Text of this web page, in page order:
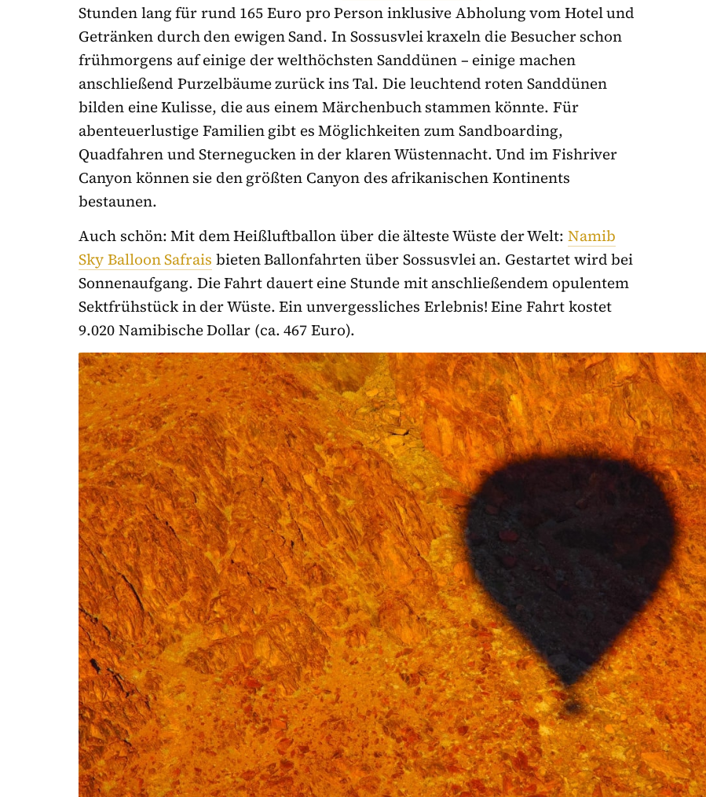
Stunden lang für rund 165 Euro pro Person inklusive Abholung vom Hotel und
Getränken durch den ewigen Sand. In Sossusvlei kraxeln die Besucher schon
frühmorgens auf einige der welthöchsten Sanddünen – einige machen
anschließend Purzelbäume zurück ins Tal. Die leuchtend roten Sanddünen
bilden eine Kulisse, die aus einem Märchenbuch stammen könnte. Für
abenteuerlustige Familien gibt es Möglichkeiten zum Sandboarding,
Quadfahren und Sternegucken in der klaren Wüstennacht. Und im Fishriver
Canyon können sie den größten Canyon des afrikanischen Kontinents
bestaunen.
Auch schön: Mit dem Heißluftballon über die älteste Wüste der Welt: Namib
Sky Balloon Safrais bieten Ballonfahrten über Sossusvlei an. Gestartet wird bei
Sonnenaufgang. Die Fahrt dauert eine Stunde mit anschließendem opulentem
Sektfrühstück in der Wüste. Ein unvergessliches Erlebnis! Eine Fahrt kostet
9.020 Namibische Dollar (ca. 467 Euro).